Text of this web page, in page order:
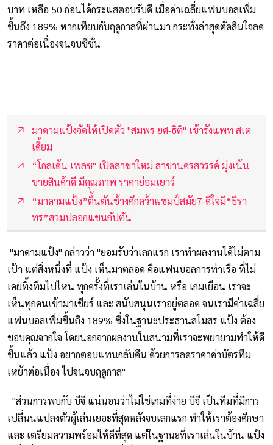
บาท เหลือ 50 ก่อนได้กระแสตอบรับดี เมื่อค่าเฉลี่ยแฟนบอลเพิ่ม
ขึ้นถึง 189% หากเทียบกับฤดูกาลที่ผ่านมา กระทั่งล่าสุดตัดสินใจลด
ราคาต่อเนื่องจนจบซีซั่น
มาดามแป้งจัดให้เปิดตัว "สมพร ยศ-ธิติ" เข้ารังแพท สเต
เดี้ยม
“โกลเด้น เพลซ" เปิดสาขาใหม่ สาขานครสวรรค์ มุ่งเน้น
ขายสินค้าดี มีคุณภาพ ราคาย่อมเยาว์
“มาดามแป้ง”ตื้นตันช้างศึกคว้าแชมป์สมัย7-ดีใจมี“ธีรา
ทร”สวมปลอกแขนกัปตัน
"มาดามแป้ง" กล่าวว่า "ยอมรับว่าเลกแรก เราทำผลงานได้ไม่ตาม
เป้า แต่สิ่งหนึ่งที่ แป้ง เห็นมาตลอด คือแฟนบอลการท่าเรือ ที่ไม่
เคยทิ้งทีมไปไหน ทุกครั้งที่เราเล่นในบ้าน หรือ เกมเยือน เราจะ
เห็นทุกคนเข้ามาเชียร์ และ สนับสนุนเราอยู่ตลอด จนเรามีค่าเฉลี่ย
แฟนบอลเพิ่มขึ้นถึง 189% ซึ่งในฐานะประธานสโมสร แป้ง ต้อง
ขอบคุณจากใจ โดยนอกจากผลงานในสนามที่เราจะพยายามทำให้ดี
ขึ้นแล้ว แป้ง อยากตอบแทนกลับคืน ด้วยการลดราคาค่าบัตรทีม
เหย้าต่อเนื่อง ไปจนจบฤดูกาล"
"ส่วนการพบกับ บีจี แน่นอนว่าไม่ใช่เกมที่ง่าย บีจี เป็นทีมที่มีการ
เปลี่นนแปลงตัวผู้เล่นเยอะที่สุดหลังจบเลกแรก ทำให้เราต้องศึกษา
และ เตรียมความพร้อมให้ดีที่สุด แต่ในฐานะที่เราเล่นในบ้าน แป้ง